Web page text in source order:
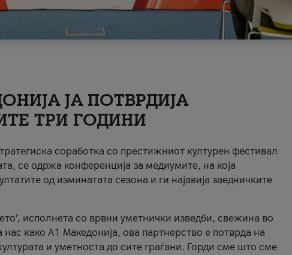
ЈА ПОТВРДИЈА
ТРИ ГОДИНИ
соработка со престижниот културен фестивал
се одржа конференција за медиумите, на која
од изминатата сезона и ги најавија заедничките
исполнета со врвни уметнички изведби, свежина во
како A1 Македонија, ова партнерство е потврда на
и уметноста до сите граѓани. Горди сме што сме